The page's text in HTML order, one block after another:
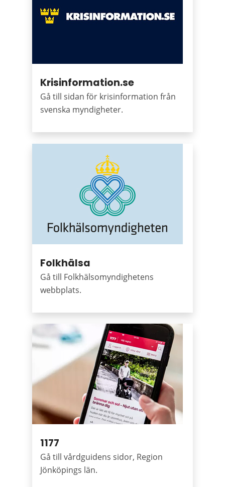
Krisinformation.se
Gå till sidan för krisinformation från
svenska myndigheter.
Folkhälsa
Gå till Folkhälsomyndighetens
webbplats.
1177
Gå till vårdguidens sidor, Region
Jönköpings län.